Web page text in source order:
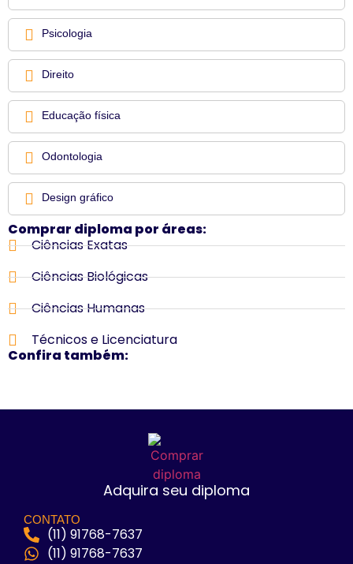
Psicologia
Direito
Educação física
Odontologia
Design gráfico
Comprar diploma por áreas:
Ciências Exatas
Ciências Biológicas
Ciências Humanas
Técnicos e Licenciatura
Confira também:
Adquira seu diploma
CONTATO
(11) 91768-7637
(11) 91768-7637